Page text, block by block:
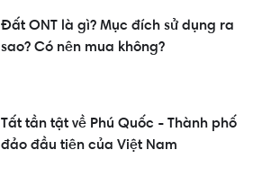
Đất ONT là gì? Mục đích sử dụng ra
sao? Có nên mua không?
Tất tần tật về Phú Quốc - Thành phố
đảo đầu tiên của Việt Nam